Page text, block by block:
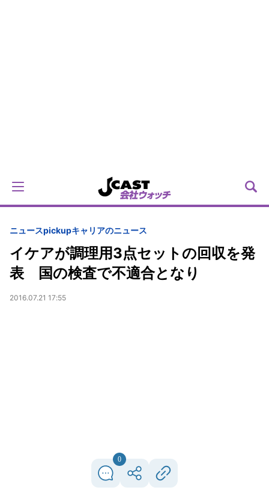
ニュースpickupキャリアのニュース
イケアが調理用3点セットの回収を発
表 国の検査で不適合となり
2016.07.21 17:55
0